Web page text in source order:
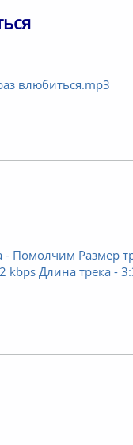
влюбиться.mp3
- Помолчим Размер
kbps Длина трека -